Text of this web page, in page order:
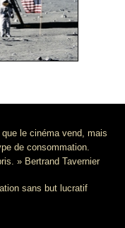
le cinéma vend, mais
de consommation.
» Bertrand Tavernier
sans but lucratif